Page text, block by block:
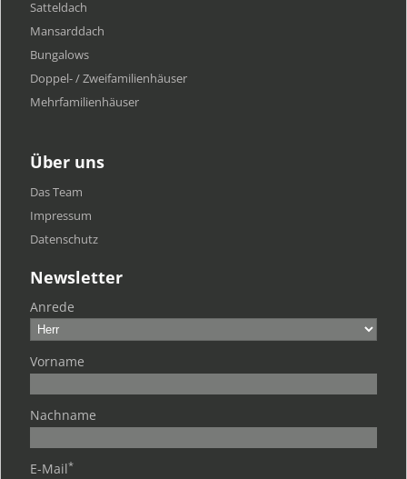
Satteldach
Mansarddach
Bungalows
Doppel- / Zweifamilienhäuser
Mehrfamilien​häuser
Über uns
Das Team
Impressum
Datenschutz
Newsletter
Anrede
Vorname
Nachname
E-Mail*